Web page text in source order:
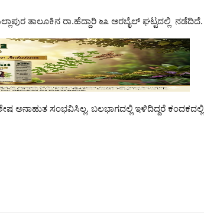
ತಾಲೂಕಿನ ರಾ.ಹೆದ್ದಾರಿ ೬೩ ಅರಬೈಲ್ ಘಟ್ಟದಲ್ಲಿ ನಡೆದಿದೆ.
ಅನಾಹುತ ಸಂಭವಿಸಿಲ್ಲ. ಬಲಭಾಗದಲ್ಲಿ ಇಳಿದಿದ್ದರೆ ಕಂದಕದಲ್ಲಿ